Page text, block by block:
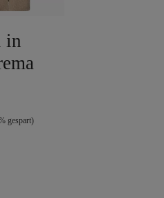
in
gespart)